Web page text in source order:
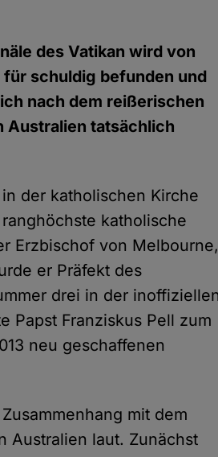
des Vatikan wird von
schuldig befunden und
nach dem reißerischen
Australien tatsächlich
der katholischen Kirche
katholische
Erzbischof von Melbourne,
er Präfekt des
drei in der inoffiziellen
Papst Franziskus Pell zum
neu geschaffenen
mit dem
Australien laut. Zunächst